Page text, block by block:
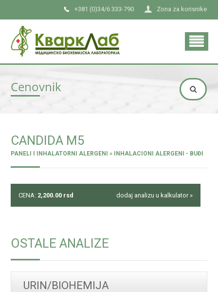
Zona za korisnike
+381 (0)34/6 333-790
Cenovnik
CANDIDA M5
PANELI I INHALATORNI ALERGENI » INHALACIONI ALERGENI - BUĐI
CENA: 2,200.00 rsd dodaj analizu u kalkulator »
OSTALE ANALIZE
URIN/BIOHEMIJA